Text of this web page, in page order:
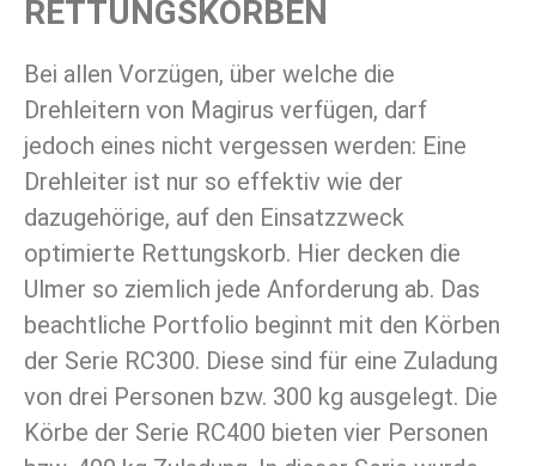
RETTUNGSKÖRBEN
Bei allen Vorzügen, über welche die
Drehleitern von Magirus verfügen, darf
jedoch eines nicht vergessen werden: Eine
Drehleiter ist nur so effektiv wie der
dazugehörige, auf den Einsatzzweck
optimierte Rettungskorb. Hier decken die
Ulmer so ziemlich jede Anforderung ab. Das
beachtliche Portfolio beginnt mit den Körben
der Serie RC300. Diese sind für eine Zuladung
von drei Personen bzw. 300 kg ausgelegt. Die
Körbe der Serie RC400 bieten vier Personen